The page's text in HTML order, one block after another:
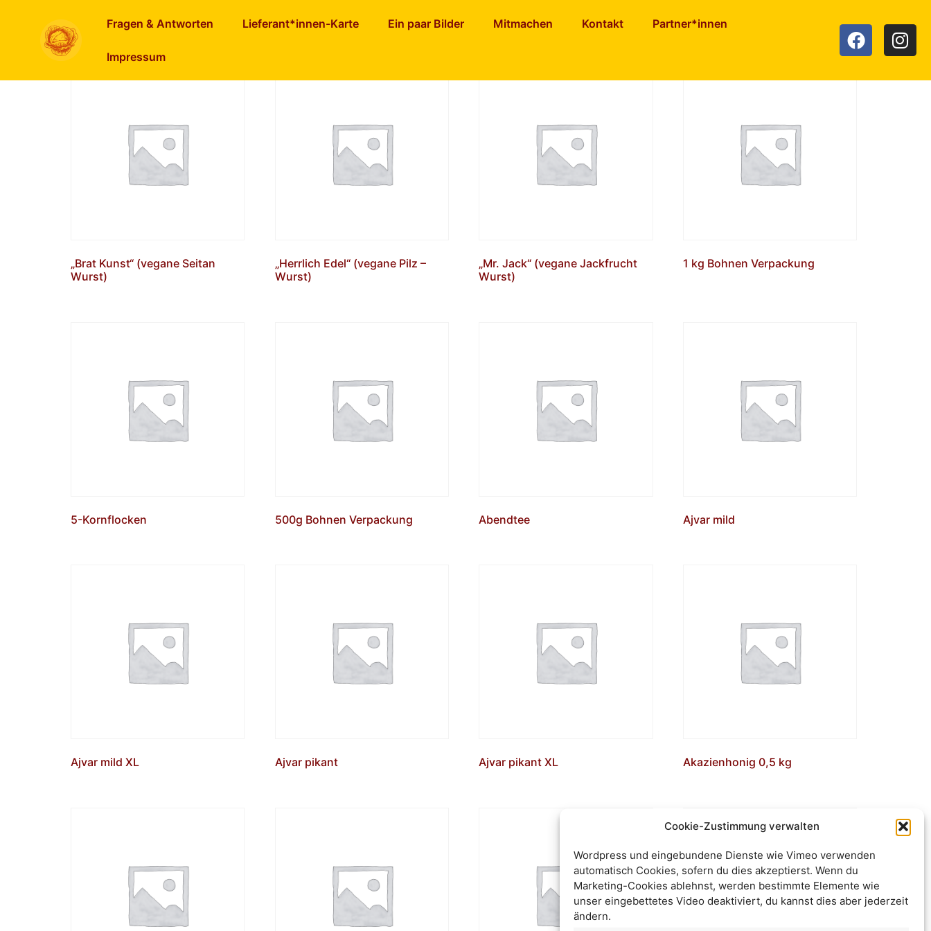
Cookie-Zustimmung verwalten
Wordpress und eingebundene Dienste wie Vimeo verwenden
automatisch Cookies, sofern du dies akzeptierst. Wenn du
Marketing-Cookies ablehnst, werden bestimmte Elemente wie
unser eingebettetes Video deaktiviert, du kannst dies aber jederzeit
ändern.
Fragen & Antworten Lieferant*innen-Karte Ein paar Bilder Mitmachen Kontakt Partner*innen
Impressum
Ergebnisse 1 – 16 von 758 werden angezeigt
„Brat Kunst“ (vegane Seitan
Wurst)
„Herrlich Edel“ (vegane Pilz –
Wurst)
„Mr. Jack“ (vegane Jackfrucht
Wurst)
1 kg Bohnen Verpackung
5-Kornflocken 500g Bohnen Verpackung Abendtee Ajvar mild
Ajvar mild XL Ajvar pikant Ajvar pikant XL Akazienhonig 0,5 kg